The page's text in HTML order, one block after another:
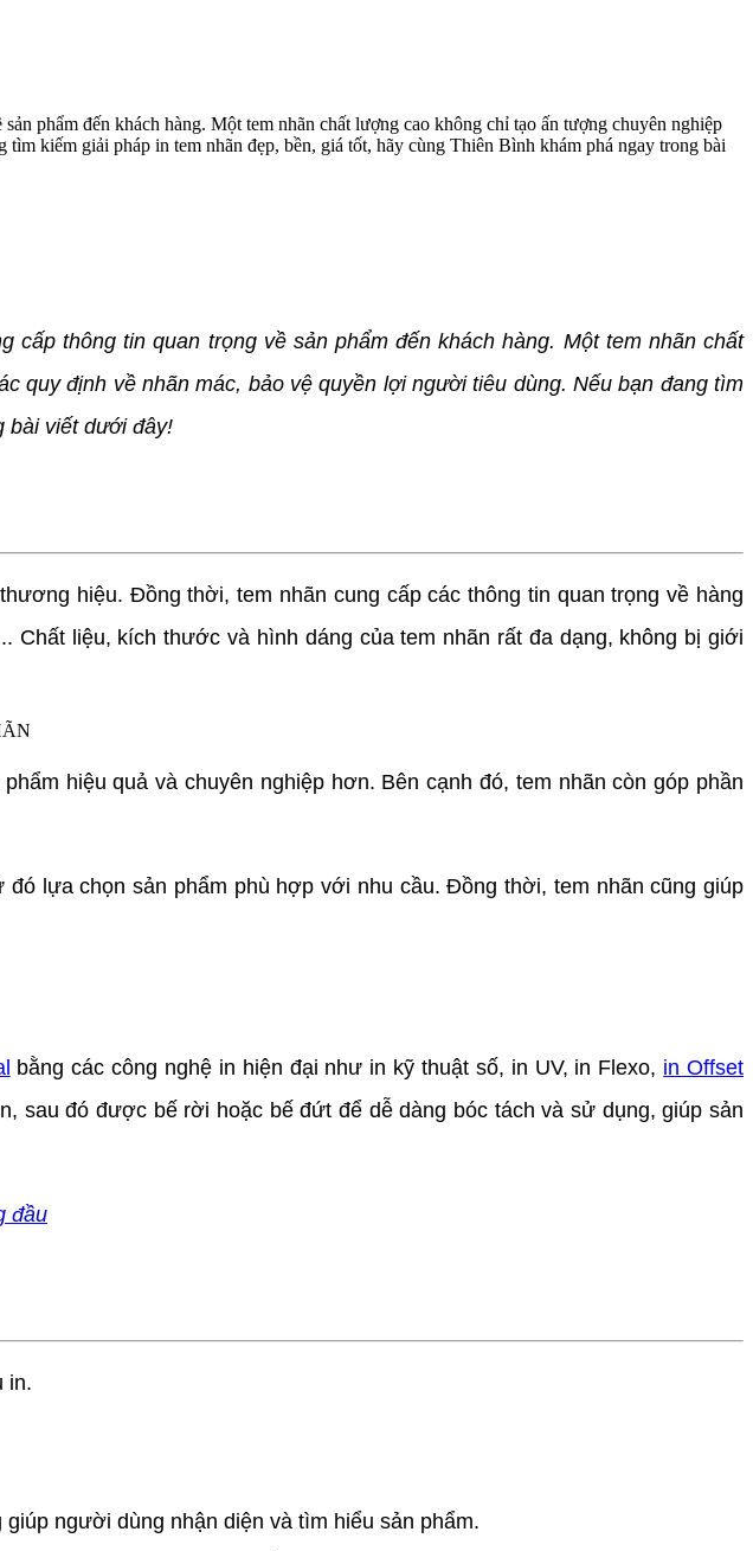
phẩm đến khách hàng. Một tem nhãn chất lượng cao không chỉ tạo ấn tượng chuyên nghiệp
kiếm giải pháp in tem nhãn đẹp, bền, giá tốt, hãy cùng Thiên Bình khám phá ngay trong bài
cấp thông tin quan trọng về sản phẩm đến khách hàng. Một tem nhãn chất
quy định về nhãn mác, bảo vệ quyền lợi người tiêu dùng. Nếu bạn đang tìm
bài viết dưới đây!
hiệu. Đồng thời, tem nhãn cung cấp các thông tin quan trọng về hàng
liệu, kích thước và hình dáng của tem nhãn rất đa dạng, không bị giới
hiệu quả và chuyên nghiệp hơn. Bên cạnh đó, tem nhãn còn góp phần
lựa chọn sản phẩm phù hợp với nhu cầu. Đồng thời, tem nhãn cũng giúp
bằng các công nghệ in hiện đại như in kỹ thuật số, in UV, in Flexo, in Offset
sau đó được bế rời hoặc bế đứt để dễ dàng bóc tách và sử dụng, giúp sản
đầu
in.
người dùng nhận diện và tìm hiểu sản phẩm.